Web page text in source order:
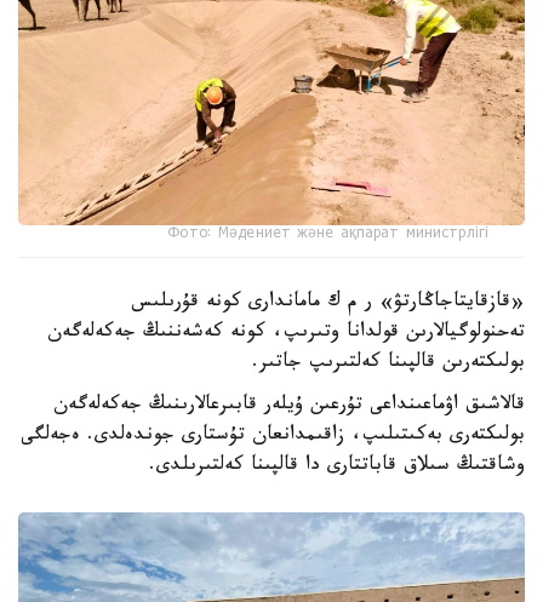
Фото: Мәдениет және ақпарат министрлігі
«قازقايتاجاڭارتۋ» ر م ك ماماندارى كونە قۇرىلىس
تەحنولوگيالارىن قولدانا وتىرىپ، كونە كەشەننىڭ جەكەلەگەن
بولىكتەرىن قالپىنا كەلتىرىپ جاتىر.
قالاشىق اۋماعىنداعى تۇرعىن ۇيلەر قابىرعالارىنىڭ جەكەلەگەن
بولىكتەرى بەكىتىلىپ، زاقىمدانعان تۇستارى جوندەلدى. ەجەلگى
وشاقتىڭ سىلاق قاباتتارى دا قالپىنا كەلتىرىلدى.